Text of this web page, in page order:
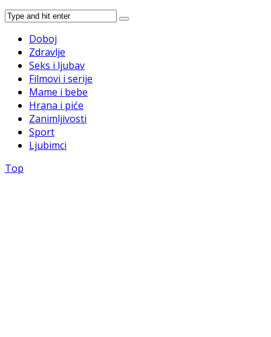
Doboj
Zdravlje
Seks i ljubav
Filmovi i serije
Mame i bebe
Hrana i piće
Zanimljivosti
Sport
Ljubimci
Top